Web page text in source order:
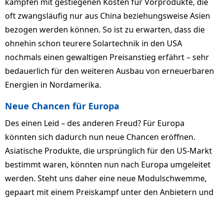
oft zwangsläufig nur aus China beziehungsweise Asien
bezogen werden können. So ist zu erwarten, dass die
ohnehin schon teurere Solartechnik in den USA
nochmals einen gewaltigen Preisanstieg erfährt – sehr
bedauerlich für den weiteren Ausbau von erneuerbaren
Energien in Nordamerika.
Neue Chancen für Europa
Des einen Leid – des anderen Freud? Für Europa
könnten sich dadurch nun neue Chancen eröffnen.
Asiatische Produkte, die ursprünglich für den US-Markt
bestimmt waren, könnten nun nach Europa umgeleitet
werden. Steht uns daher eine neue Modulschwemme,
gepaart mit einem Preiskampf unter den Anbietern und